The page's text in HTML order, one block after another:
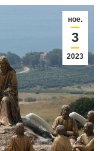
ное.
3
2023